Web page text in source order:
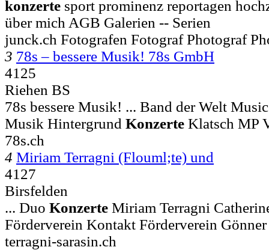
konzerte sport prominenz reportagen
über mich AGB Galerien -- Serien
junck.ch Fotografen Fotograf Photograf
3 78s – bessere Musik! 78s GmbH
4125
Riehen BS
78s bessere Musik! ... Band der Welt
Musik Hintergrund Konzerte Klatsch MP
78s.ch
4 Miriam Terragni (Flouml;te) und
4127
Birsfelden
... Duo Konzerte Miriam Terragni
Förderverein Kontakt Förderverein Gönner
terragni-sarasin.ch